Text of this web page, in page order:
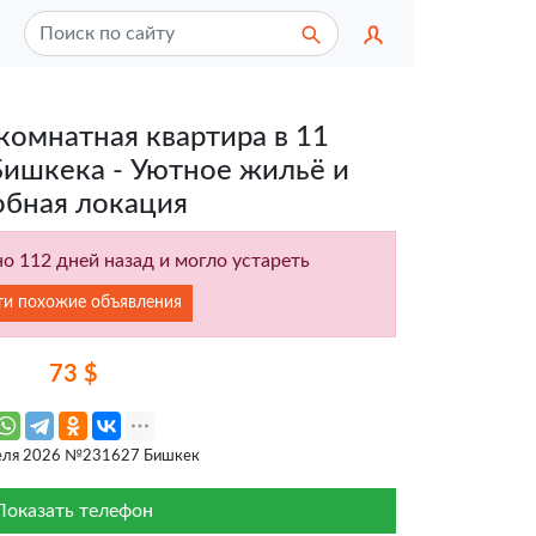
квартира в 11
- Уютное жильё и
локация
112 дней назад и могло устареть
похожие объявления
73 $
2026 №231627 Бишкек
телефон